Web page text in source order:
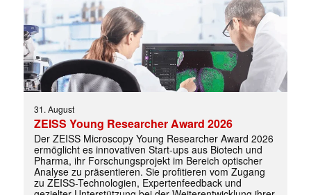
Mit dem |transkript-Newsletter
jede Woche aktuell informiert.
31. August
ZEISS Young Researcher Award 2026
Der ZEISS Microscopy Young Researcher Award 2026
ermöglicht es innovativen Start-ups aus Biotech und
Pharma, ihr Forschungsprojekt im Bereich optischer
Analyse zu präsentieren. Sie profitieren vom Zugang
zu ZEISS-Technologien, Expertenfeedback und